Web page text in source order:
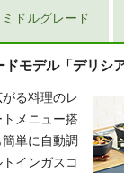
モデル「デリシア
る料理のレ
メニュー搭
単に自動調
インガスコ
ミドルグレード